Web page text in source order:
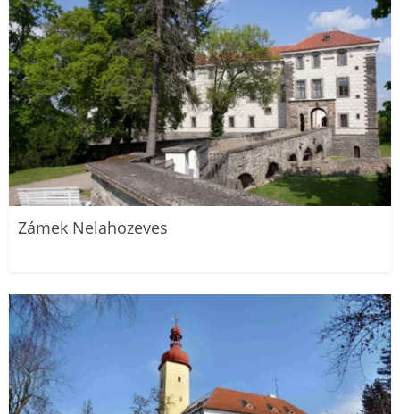
Zámek Nelahozeves